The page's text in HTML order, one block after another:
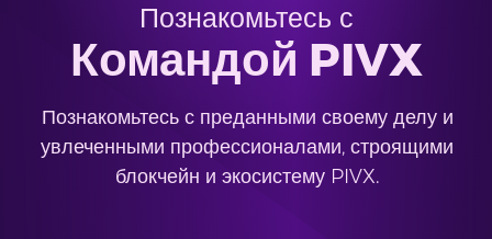
Познакомьтесь с
Командой PIVX
Познакомьтесь с преданными своему делу и
увлеченными профессионалами, строящими
блокчейн и экосистему PIVX.